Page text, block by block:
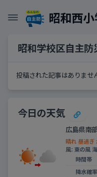
昭和西
昭和学校区自主
投稿された記事はありませ
今日の天気
広島県南部
晴れ 昼過ぎ
風: 東の風
時間帯
降水確率